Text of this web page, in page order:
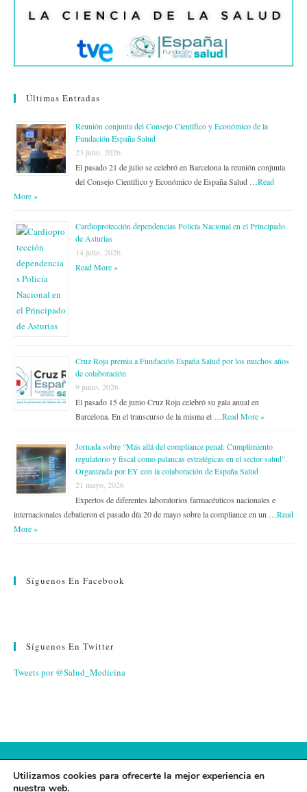
Últimas Entradas
Reunión conjunta del Consejo Científico y Económico de la
Fundación España Salud
23 julio, 2026
El pasado 21 de julio se celebró en Barcelona la reunión conjunta
del Consejo Científico y Económico de España Salud …Read
More »
Cardioprotección dependencias Policía Nacional en el Principado
de Asturias
14 julio, 2026
Read More »
Cruz Roja premia a Fundación España Salud por los muchos años
de colaboración
9 junio, 2026
El pasado 15 de junio Cruz Roja celebró su gala anual en
Barcelona. En el transcurso de la misma el …Read More »
Jornada sobre “Más allá del compliance penal: Cumplimiento
regulatorio y fiscal como palancas estratégicas en el sector salud”.
Organizada por EY con la colaboración de España Salud
21 mayo, 2026
Expertos de diferentes laboratorios farmacéuticos nacionales e
internacionales debatieron el pasado día 20 de mayo sobre la compliance en un …Read
More »
Síguenos En Facebook
Síguenos En Twitter
Tweets por @Salud_Medicina
Utilizamos cookies para ofrecerte la mejor experiencia en
nuestra web.